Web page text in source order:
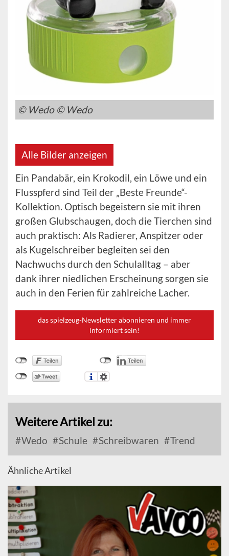
© Wedo © Wedo
Alle Bilder anzeigen
Ein Pandabär, ein Krokodil, ein Löwe und ein
Flusspferd sind Teil der „Beste Freunde“-
Kollektion. Optisch begeistern sie mit ihren
großen Glubschaugen, doch die Tierchen sind
auch praktisch: Als Radierer, Anspitzer oder
als Kugelschreiber begleiten sei den
Nachwuchs durch den Schulalltag – aber
dank ihrer niedlichen Erscheinung sorgen sie
auch in den Ferien für zahlreiche Lacher.
das spielzeug-Newsletter abonnieren und immer
informiert sein!
Weitere Artikel zu:
Wedo Schule Schreibwaren Trend
Ähnliche Artikel